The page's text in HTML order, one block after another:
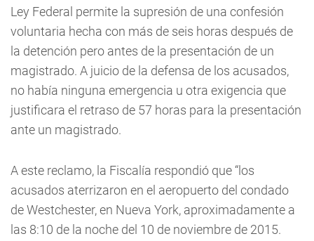
Ley Federal permite la supresión de una confesión
voluntaria hecha con más de seis horas después de
la detención pero antes de la presentación de un
magistrado. A juicio de la defensa de los acusados,
no había ninguna emergencia u otra exigencia que
justificara el retraso de 57 horas para la presentación
ante un magistrado.
A este reclamo, la Fiscalía respondió que “los
acusados aterrizaron en el aeropuerto del condado
de Westchester, en Nueva York, aproximadamente a
las 8:10 de la noche del 10 de noviembre de 2015.